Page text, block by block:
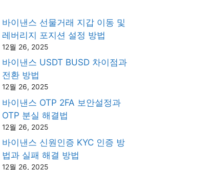
바이낸스 선물거래 지갑 이동 및
레버리지 포지션 설정 방법
12월 26, 2025
바이낸스 USDT BUSD 차이점과
전환 방법
12월 26, 2025
바이낸스 OTP 2FA 보안설정과
OTP 분실 해결법
12월 26, 2025
바이낸스 신원인증 KYC 인증 방
법과 실패 해결 방법
12월 26, 2025